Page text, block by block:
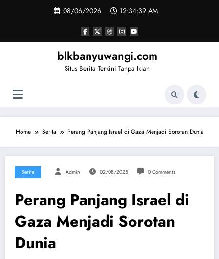
08/06/2026 12:34:40 AM
blkbanyuwangi.com
Situs Berita Terkini Tanpa Iklan
Home Berita Perang Panjang Israel di Gaza Menjadi Sorotan Dunia
Berita Admin 02/08/2025 0 Comments
Perang Panjang Israel di
Gaza Menjadi Sorotan
Dunia